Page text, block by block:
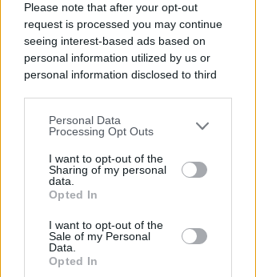
Please note that after your opt-out
request is processed you may continue
seeing interest-based ads based on
personal information utilized by us or
personal information disclosed to third
You may separately opt-out of the further
disclosure of your personal information
by third parties on the IAB’s list of
downstream participants.
by us to third parties on the IAB’s List of
Downstream Participants that may
further disclose it to other third parties.
Personal Data
Processing Opt Outs
I want to opt-out of the
Sharing of my personal
data.
Opted In
I want to opt-out of the
Sale of my Personal
Data.
Opted In
Muore a 19 anni Tommaso
Ugolini, nipote della consigliera
regionale
Redazione